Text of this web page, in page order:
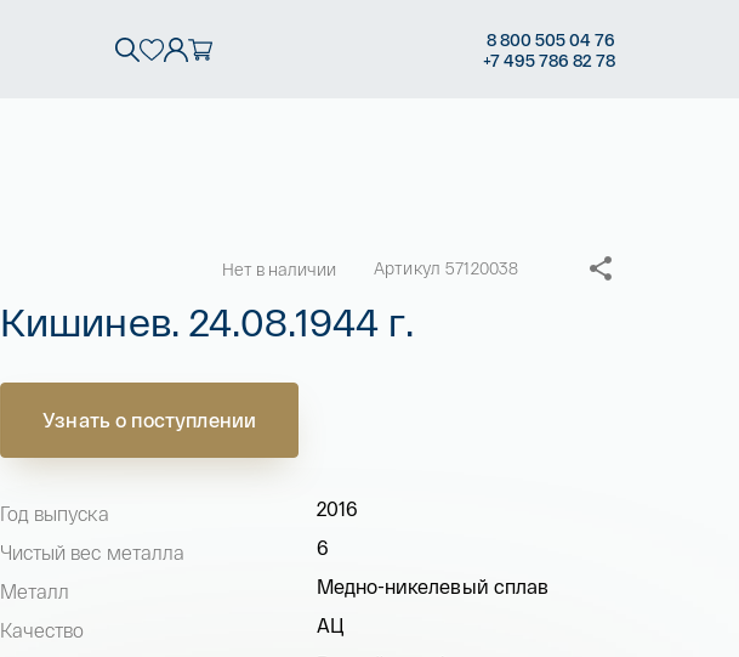
8800 50504 76
+7495 786 82 78
Нет в наличии Артикул 57120038
Кишинев. 24.08.1944 г.
Узнать о поступлении
Год выпуска
2016
Чистый вес металла
6
Металл
Медно-никелевый сплав
Качество
АЦ